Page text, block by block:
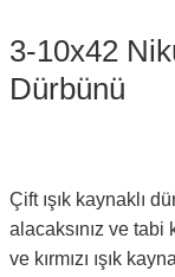
3-10x42
Dürbünü
Çift ışık kaynaklı
alacaksınız ve tabi
ve kırmızı ışık